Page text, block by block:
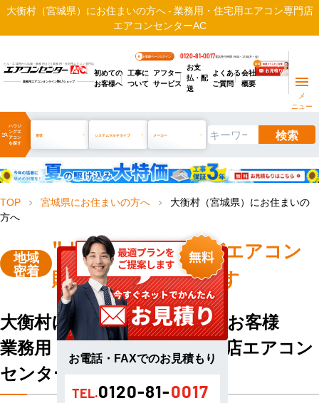
大衡村（宮城県）にお住まいの方へ - 業務用・住宅用エアコン専門店
エアコンセンターAC
ビル・工場用から店舗・事務所まで | 業務用・住宅用エアコン専門店
業務用エアコンオンラインNo.1ショップ
お客様ページログイン 0120-81-0017電話受付時間 / 9:00～17:30(月～金)
初めての
お客様へ
工事に
ついて
アフター
サービス
お支
払・配
送
よくある
ご質問
会社
概要
メ
ニュー
manage_search
ハウジ
ングエ
アコン
を探す
形状 システムマルチタイプ メーカー 検索
TOP chevron_right 宮城県にお住まいの方へ chevron_right
大衡村（宮城県）にお住まいの
方へ
地域
密着
"大衡村"ハウジングエアコン
販売・工事を承ります
大衡村にお住まい・お勤めのお客様
業務用・住宅用エアコン専門店エアコン
センターACへようこそ
お電話・FAXでのお見積もり
TEL.0120-81-0017